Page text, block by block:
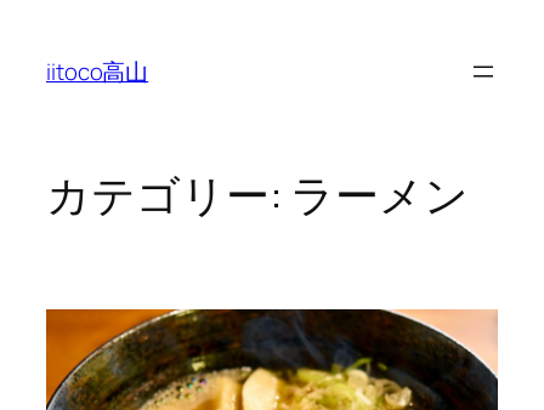
iitoco高山
カテゴリー: ラーメン